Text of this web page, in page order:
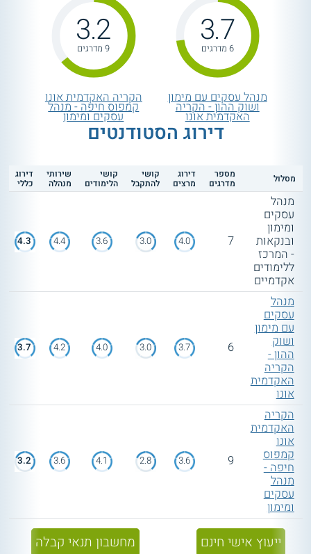
3.7
6 מדרגים
מנהל עסקים עם מימון
ושוק ההון - הקריה
האקדמית אונו
3.2
9 מדרגים
הקריה האקדמית אונו
קמפוס חיפה - מנהל
עסקים ומימון
דירוג הסטודנטים
מסלול מספר
מדרגים
דירוג
מרצים
קושי
להתקבל
קושי
הלימודים
שירותי
מנהלה
דירוג
כללי
מנהל
עסקים
ומימון
ובנקאות
- המרכז
ללימודים
אקדמיים
7
4.0
3.0
3.6
4.4
4.3
מנהל
עסקים
עם מימון
ושוק
ההון -
הקריה
האקדמית
אונו
6
3.7
3.0
4.0
4.2
3.7
הקריה
האקדמית
אונו
קמפוס
חיפה -
מנהל
עסקים
ומימון
9
3.6
2.8
4.1
3.6
3.2
ייעוץ אישי חינם מחשבון תנאי קבלה